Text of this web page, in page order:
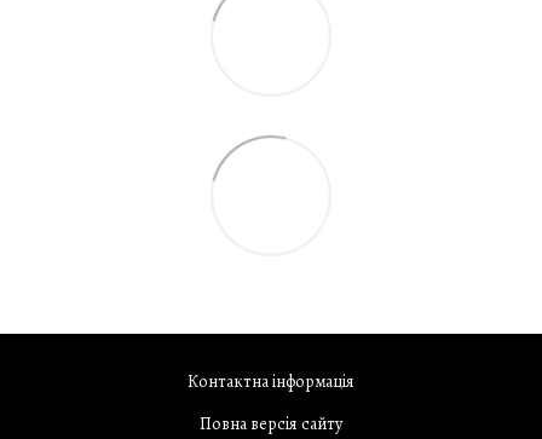
Контактна інформація
Повна версія сайту